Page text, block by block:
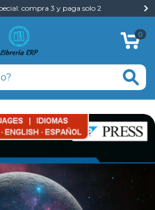
compra 3 y paga solo 2
0